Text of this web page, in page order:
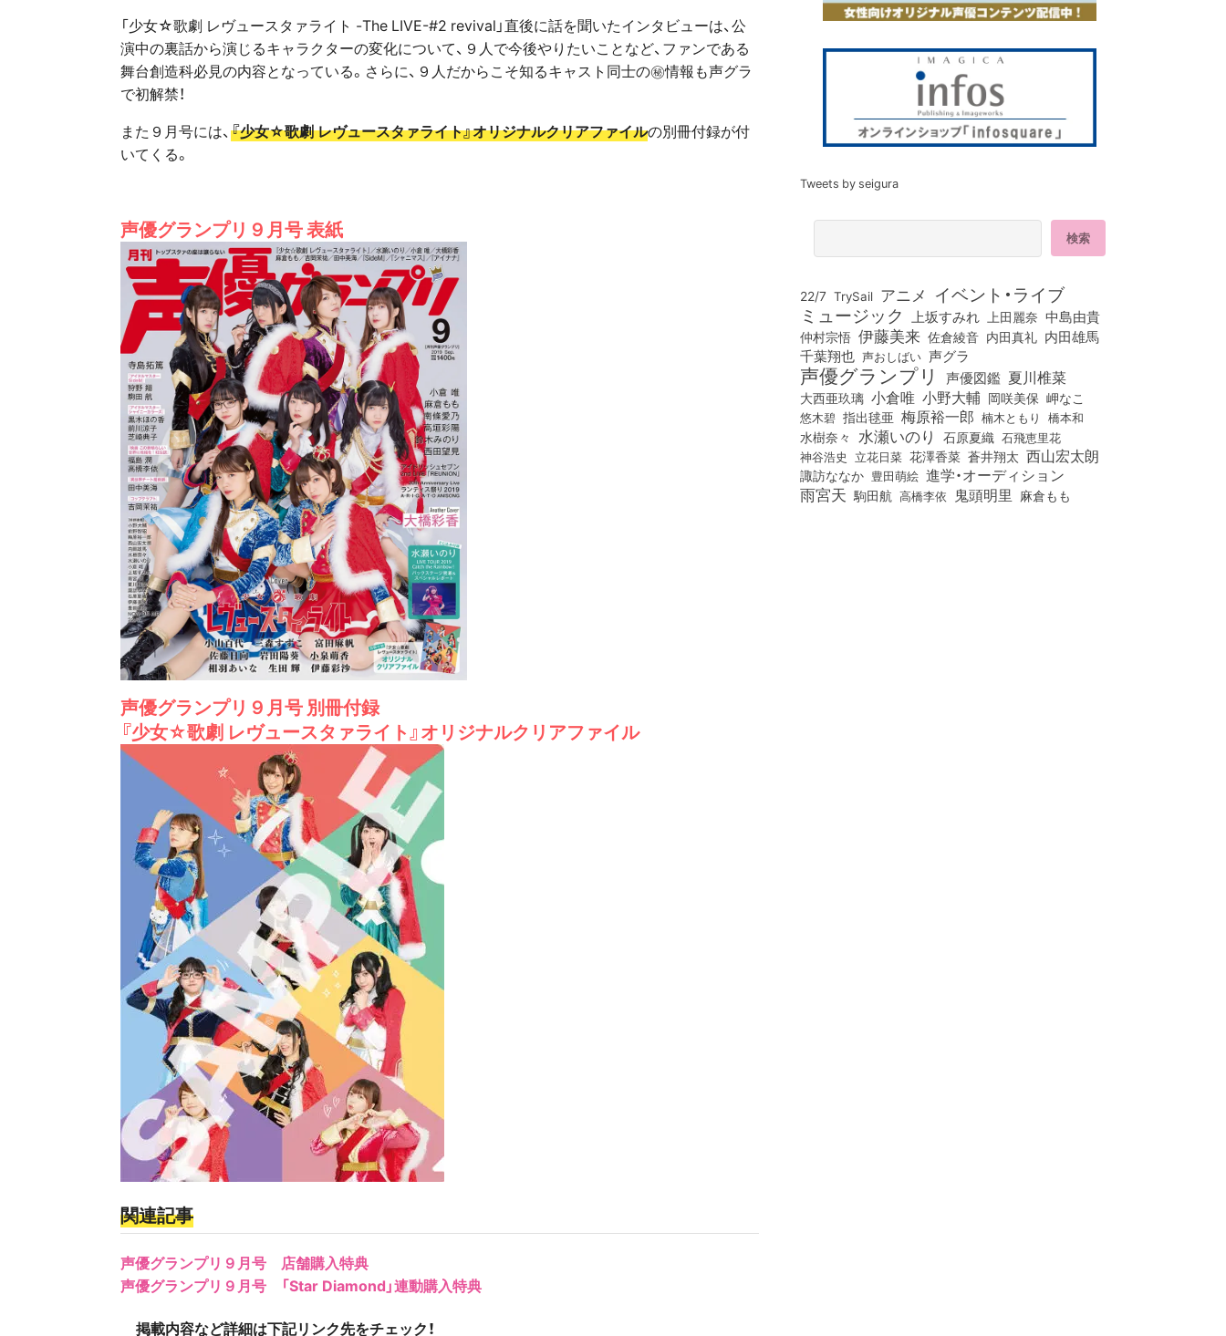
「少女☆歌劇 レヴュースタァライト -The LIVE-#2 revival」直後に話を聞いたインタビューは、公
演中の裏話から演じるキャラクターの変化について、９人で今後やりたいことなど、ファンである
舞台創造科必見の内容となっている。さらに、９人だからこそ知るキャスト同士の㊙情報も声グラ
で初解禁！
また９月号には、『少女☆歌劇 レヴュースタァライト』オリジナルクリアファイルの別冊付録が付
いてくる。
声優グランプリ９月号 表紙
声優グランプリ９月号 別冊付録
『少女☆歌劇 レヴュースタァライト』オリジナルクリアファイル
関連記事
声優グランプリ９月号 店舗購入特典
声優グランプリ９月号 「Star Diamond」連動購入特典
掲載内容など詳細は下記リンク先をチェック！
Tweets by seigura
22/7 TrySail アニメ イベント・ライブ
ミュージック 上坂すみれ 上田麗奈 中島由貴
仲村宗悟 伊藤美来 佐倉綾音 内田真礼 内田雄馬
千葉翔也 声おしばい 声グラ
声優グランプリ 声優図鑑 夏川椎菜
大西亜玖璃 小倉唯 小野大輔 岡咲美保 岬なこ
悠木碧 指出毬亜 梅原裕一郎 楠木ともり 橋本和
水樹奈々 水瀬いのり 石原夏織 石飛恵里花
神谷浩史 立花日菜 花澤香菜 蒼井翔太 西山宏太朗
諏訪ななか 豊田萌絵 進学・オーディション
雨宮天 駒田航 高橋李依 鬼頭明里 麻倉もも